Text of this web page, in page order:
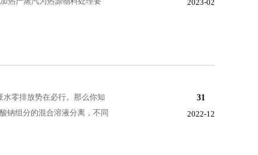
2023-02
零排放势在必行。那么你知
钠组分的混合溶液分离，不同
31
2022-12